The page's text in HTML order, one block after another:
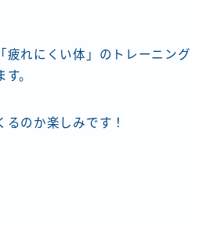
疲れにくい体」のトレーニング
。
のか楽しみです！